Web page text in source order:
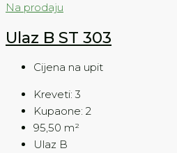
Na prodaju
Ulaz B ST 303
Cijena na upit
Kreveti: 3
Kupaone: 2
95,50 m²
Ulaz B